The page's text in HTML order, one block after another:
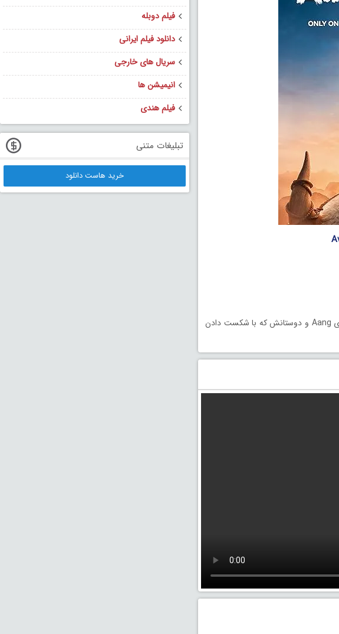
اقتباس لایو اکشن از مجموعه انیمیشنی با محوریت ماجراهای Aang و دوستانش که با شکست دادن
فیلم دوبله
دانلود فیلم ایرانی
سریال های خارجی
انیمیشن ها
فیلم هندی
تبلیغات متنی
خرید هاست دانلود